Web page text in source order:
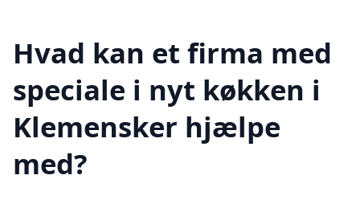
Hvad kan et firma med
speciale i nyt køkken i
Klemensker hjælpe
med?